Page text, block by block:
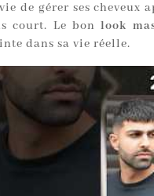
de gérer ses cheveux
court. Le bonlook
dans sa vie réelle.